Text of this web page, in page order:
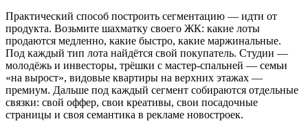
Практический способ построить сегментацию — идти от
продукта. Возьмите шахматку своего ЖК: какие лоты
продаются медленно, какие быстро, какие маржинальные.
Под каждый тип лота найдётся свой покупатель. Студии —
молодёжь и инвесторы, трёшки с мастер-спальней — семьи
«на вырост», видовые квартиры на верхних этажах —
премиум. Дальше под каждый сегмент собираются отдельные
связки: свой оффер, свои креативы, свои посадочные
страницы и своя семантика в рекламе новостроек.